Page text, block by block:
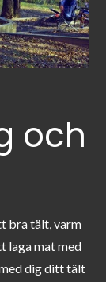
och
bra tält, varm
laga mat med
dig ditt tält